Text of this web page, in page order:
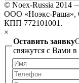
© Noex-Russia 2014
ООО «Ноэкс-Раша»,
КПП 772101001.
×
Оставить заявку
свяжутся с Вами